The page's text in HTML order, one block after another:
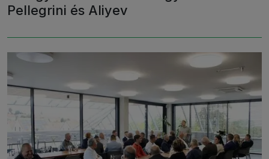
Pellegrini és Aliyev